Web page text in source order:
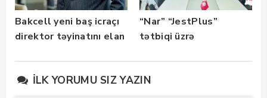
Bakcell yeni baş icraçı
direktor təyinatını elan
“Nar” “JestPlus”
tətbiqi üzrə
İLK YORUMU SIZ YAZIN